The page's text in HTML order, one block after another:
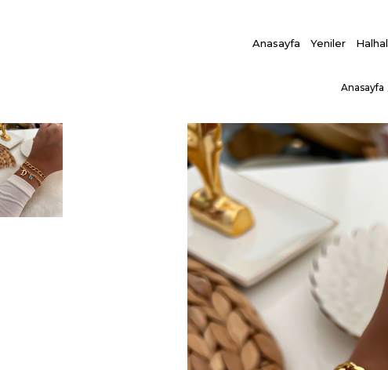
Anasayfa Yeniler Halhal
Anasayfa